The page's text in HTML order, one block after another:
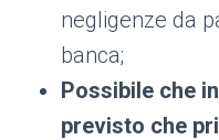
negligenze da
banca;
Possibile che
previsto che